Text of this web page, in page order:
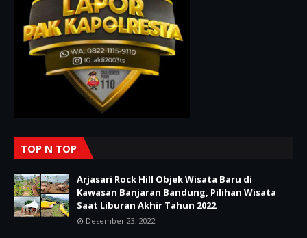
TOP N TOP
Arjasari Rock Hill Objek Wisata Baru di
Kawasan Banjaran Bandung, Pilihan Wisata
Saat Liburan Akhir Tahun 2022
Desember 23, 2022